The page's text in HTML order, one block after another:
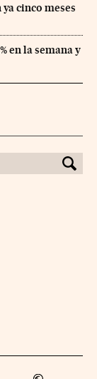
cinco meses
en la semana y